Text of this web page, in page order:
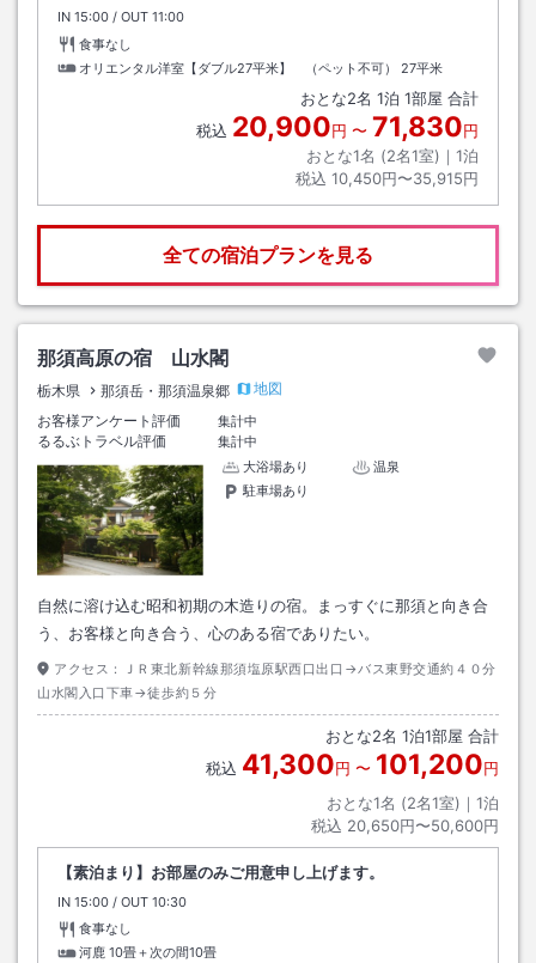
IN チェックイン
15:00 / OUT チェックアウト
11:00
食事なし
オリエンタル洋室【ダブル27平米】 （ペット不可）
27平米
おとな2名 1泊 1部屋 合計
税込 20,900円 〜 71,830円
おとな1名 (2名1室)｜ 1泊
税込 10,450円〜35,915円
全ての宿泊プランを見る
那須高原の宿 山水閣
栃木県 那須岳・那須温泉郷
地図
お客様アンケート評価
集計中
るるぶトラベル評価
集計中
大浴場あり
温泉
駐車場あり
自然に溶け込む昭和初期の木造りの宿。まっすぐに那須と向き合
う、お客様と向き合う、心のある宿でありたい。
アクセス：
ＪＲ東北新幹線那須塩原駅西口出口→バス東野交通約４０分
山水閣入口下車→徒歩約５分
おとな2名 1泊1部屋 合計
税込 41,300円 〜 101,200円
おとな1名 (2名1室)｜ 1泊
税込 20,650円〜50,600円
【素泊まり】お部屋のみご用意申し上げます。
IN チェックイン
15:00 / OUT チェックアウト
10:30
食事なし
河鹿 10畳＋次の間10畳